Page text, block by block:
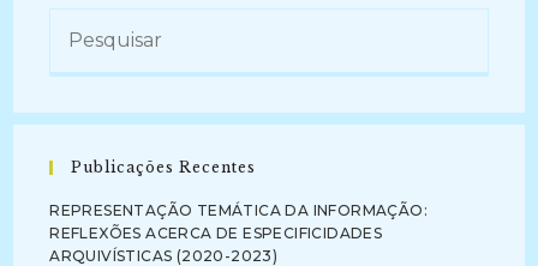
DO
Meio
Normativos
–
Atual)
Publicações Recentes
REPRESENTAÇÃO TEMÁTICA DA INFORMAÇÃO:
REFLEXÕES ACERCA DE ESPECIFICIDADES
ARQUIVÍSTICAS (2020-2023)